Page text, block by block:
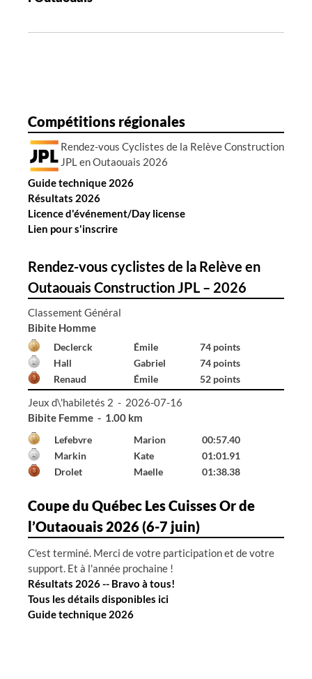
d
r
t
c
l
e
s
Compétitions régionales
Rendez-vous Cyclistes de la Relève Construction
JPL en Outaouais 2026
Guide technique 2026
Résultats 2026
Licence d'événement/Day license
Lien pour s'inscrire
Rendez-vous cyclistes de la Relève en
Outaouais Construction JPL – 2026
Classement Général
Bibite Homme
Declerck Émile
74 points
Hall
Gabriel
74 points
Renaud
Émile 52 points
Jeux d\'habiletés 2 - 2026-07-16
Bibite Homme - 1.00 km
Declerck Émile
01:10.53
Hall
02:04.02
Holland-Rose
Alistair 02:15.89
Coupe du Québec Les Cuisses Or de
l’Outaouais 2026 (6-7 juin)
C'est terminé. Merci de votre participation et de votre
support. Et à l'année prochaine !
Résultats 2026 -- Bravo à tous!
Tous les détails disponibles ici
Guide technique 2026